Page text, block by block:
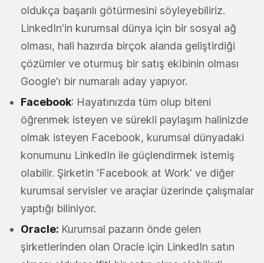
oldukça başarılı götürmesini söyleyebiliriz.
LinkedIn'in kurumsal dünya için bir sosyal ağ
olması, hali hazırda birçok alanda geliştirdiği
çözümler ve oturmuş bir satış ekibinin olması
Google'ı bir numaralı aday yapıyor.
Facebook: Hayatınızda tüm olup biteni
öğrenmek isteyen ve sürekli paylaşım halinizde
olmak isteyen Facebook, kurumsal dünyadaki
konumunu LinkedIn ile güçlendirmek istemiş
olabilir. Şirketin 'Facebook at Work' ve diğer
kurumsal servisler ve araçlar üzerinde çalışmalar
yaptığı biliniyor.
Oracle: Kurumsal pazarın önde gelen
şirketlerinden olan Oracle için LinkedIn satın